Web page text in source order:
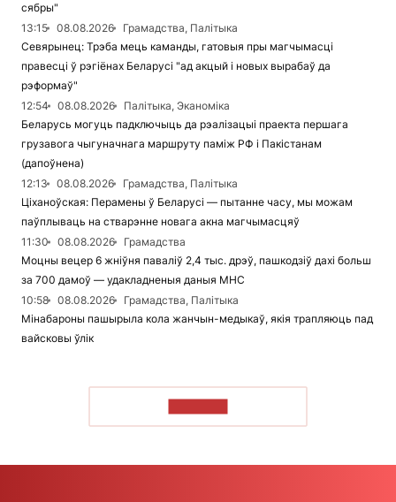
сябры"
13:15
08.08.2026
Грамадства, Палітыка
Севярынец: Трэба мець каманды, гатовыя пры магчымасці
правесці ў рэгіёнах Беларусі "ад акцый і новых вырабаў да
рэформаў"
12:54
08.08.2026
Палітыка, Эканоміка
Беларусь могуць падключыць да рэалізацыі праекта першага
грузавога чыгуначнага маршруту паміж РФ і Пакістанам
(дапоўнена)
12:13
08.08.2026
Грамадства, Палітыка
Ціханоўская: Перамены ў Беларусі — пытанне часу, мы можам
паўплываць на стварэнне новага акна магчымасцяў
11:30
08.08.2026
Грамадства
Моцны вецер 6 жніўня паваліў 2,4 тыс. дрэў, пашкодзіў дахі больш
за 700 дамоў — удакладненыя даныя МНС
10:58
08.08.2026
Грамадства, Палітыка
Мінабароны пашырыла кола жанчын-медыкаў, якія трапляюць пад
вайсковы ўлік